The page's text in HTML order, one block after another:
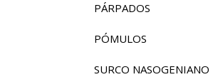
PÁRPADOS
PÓMULOS
SURCO NASOGENIANO